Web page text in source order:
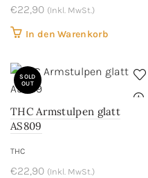
€22,90 (Inkl. MwSt.)
In den Warenkorb
SOLD
OUT
THC Armstulpen glatt
AS809
THC
€22,90 (Inkl. MwSt.)